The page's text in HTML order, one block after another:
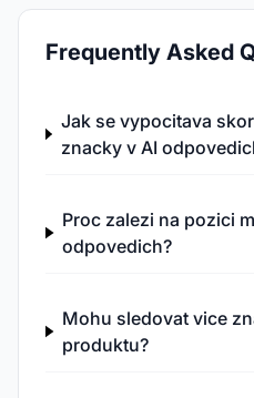
Frequently Asked
Jak se vypocitava
znacky v AI
Proc zalezi na pozici
odpovedich?
Mohu sledovat vice
produktu?